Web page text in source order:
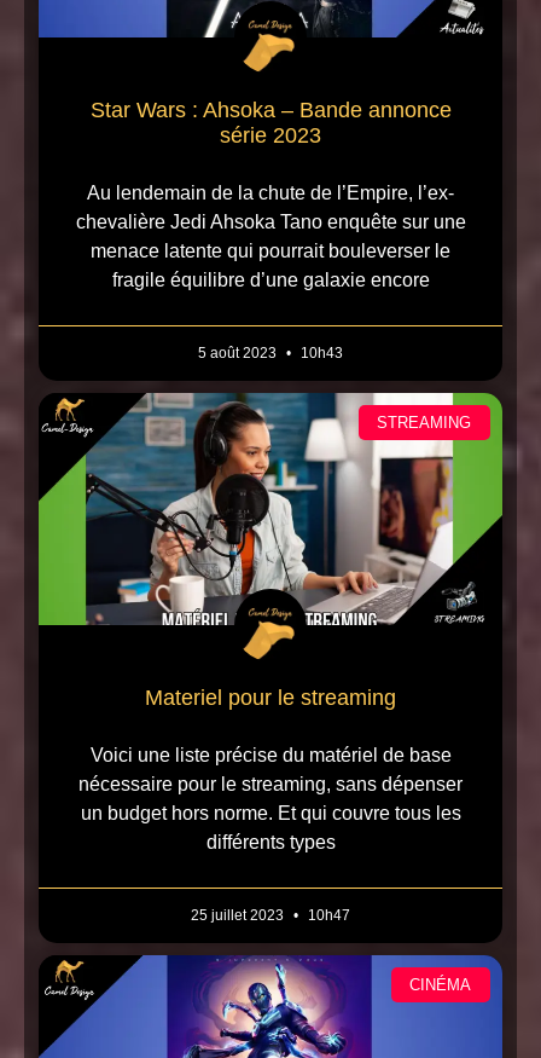
Star Wars : Ahsoka – Bande annonce
série 2023
Au lendemain de la chute de l’Empire, l’ex-
chevalière Jedi Ahsoka Tano enquête sur une
menace latente qui pourrait bouleverser le
fragile équilibre d’une galaxie encore
5 août 2023 10h43
STREAMING
Materiel pour le streaming
Voici une liste précise du matériel de base
nécessaire pour le streaming, sans dépenser
un budget hors norme. Et qui couvre tous les
différents types
25 juillet 2023 10h47
CINÉMA